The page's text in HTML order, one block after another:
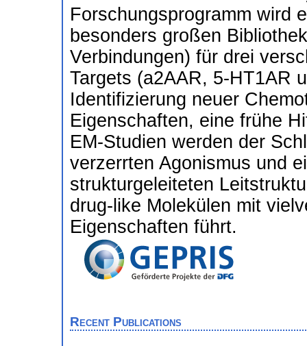
Forschungsprogramm wird
besonders großen
Verbindungen) für drei
Targets (a2AAR, 5-HT1AR
Identifizierung neuer
Eigenschaften, eine frühe
EM-Studien werden der
verzerrten Agonismus und
strukturgeleiteten
drug-like Molekülen mit
Eigenschaften führt.
Recent Publications